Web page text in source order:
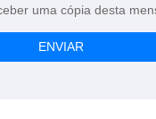
uma cópia desta
ENVIAR